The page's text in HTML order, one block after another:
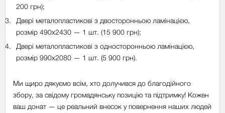
200 грн);
Двері металопластикові з двосторонньою ламінацією,
розмір 490х2430 — 1 шт. (15 900 грн);
Двері металопластикові з односторонньою ламінацією,
розмір 990х2080 — 1 шт. (5 900 грн).
Ми щиро дякуємо всім, хто долучився до благодійного
збору, за свідому громадянську позицію та підтримку! Кожен
ваш донат — це реальний внесок у повернення наших людей